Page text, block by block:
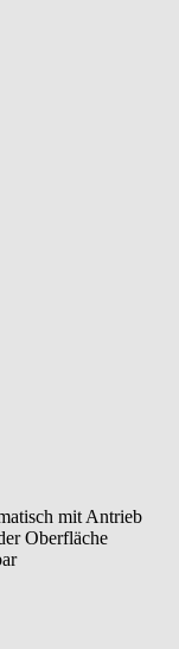
mit Antrieb
Oberfläche